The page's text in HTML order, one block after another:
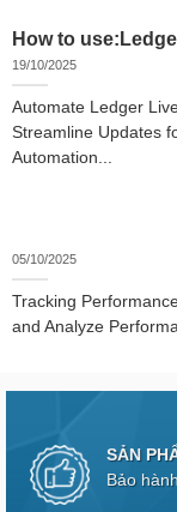
How to
19/10/2025
Automate Ledger
Streamline Updates
Automation...
05/10/2025
Tracking
and Analyze
SẢN
Bảo